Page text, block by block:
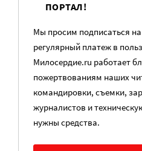
ПОРТАЛ!
Мы просим подписаться
регулярный платеж в
Милосердие.ru работает
пожертвованиям наших
командировки, съемки,
журналистов и
нужны средства.